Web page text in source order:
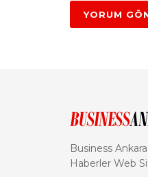
Business
Haberler Web